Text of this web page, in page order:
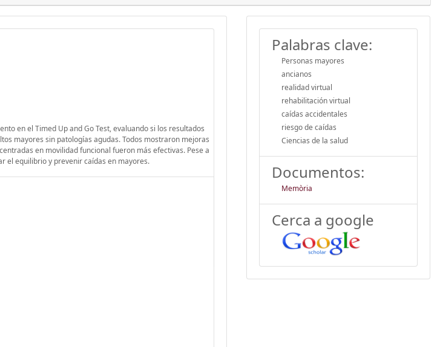
en el Timed Up and Go Test, evaluando si los resultados
mayores sin patologías agudas. Todos mostraron mejoras
en movilidad funcional fueron más efectivas. Pese a
el equilibrio y prevenir caídas en mayores.
Palabras clave:
Personas mayores
ancianos
realidad virtual
rehabilitación virtual
caídas accidentales
riesgo de caídas
Ciencias de la salud
Documentos:
Memòria
Cerca a google